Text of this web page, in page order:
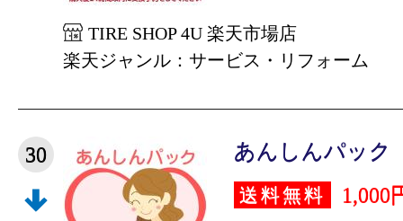
TIRE SHOP 4U 楽天市場店
楽天ジャンル：サービス・リフォーム
30 あんしんパック
送料無料 1,000